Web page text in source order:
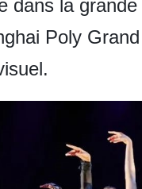
dans la
Poly